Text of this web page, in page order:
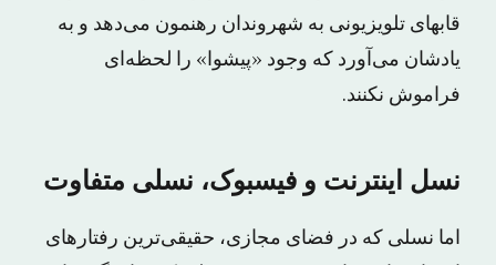
قاب‎های تلویزیونی به شهروندان رهنمون می‌دهد و به
یادشان می‌آورد که وجود «پیشوا» را لحظه‌ای
فراموش نکنند.
نسل اینترنت و فیسبوک، نسلی متفاوت
اما نسلی که در فضای مجازی، حقیقی‌ترین رفتارهای